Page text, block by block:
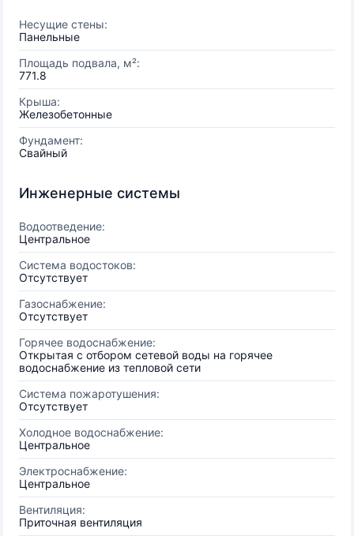
Несущие стены:
Панельные
Площадь подвала, м²:
771.8
Крыша:
Железобетонные
Фундамент:
Свайный
Инженерные системы
Водоотведение:
Центральное
Система водостоков:
Отсутствует
Газоснабжение:
Отсутствует
Горячее водоснабжение:
Открытая с отбором сетевой воды на горячее
водоснабжение из тепловой сети
Система пожаротушения:
Отсутствует
Холодное водоснабжение:
Центральное
Электроснабжение:
Центральное
Вентиляция:
Приточная вентиляция